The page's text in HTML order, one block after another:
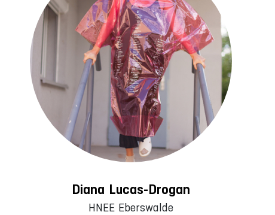
Diana Lucas-Drogan
HNEE Eberswalde